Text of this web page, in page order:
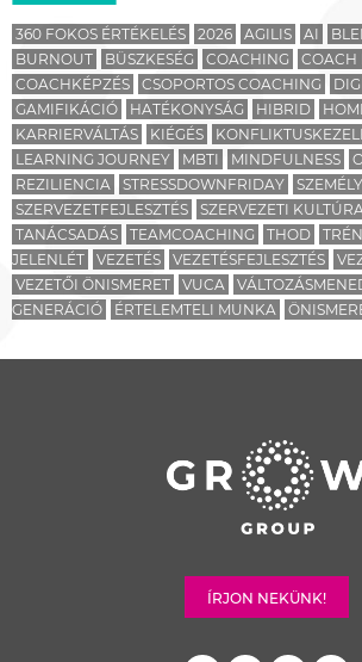
360 FOKOS ÉRTÉKELÉS 2026 AGILIS AI
BURNOUT
BÜSZKESÉG COACHING
COACH
COACHKÉPZÉS
CSOPORTOS COACHING
GAMIFIKÁCIÓ
HATÉKONYSÁG HIBRID
KARRIERVÁLTÁS
KIÉGÉS
LEARNING JOURNEY
MBTI MINDFULNESS
REZILIENCIA
STRESSDOWNFRIDAY
SZERVEZETFEJLESZTÉS
SZERVEZETI KULTÚRA
TANÁCSADÁS
TEAMCOACHING THOD
JELENLÉT
VEZETÉS VEZETÉSFEJLESZTÉS
VEZETŐI ÖNISMERET
VUCA
GENERÁCIÓ
ÉRTELEMTELI MUNKA
ÍRJON NEKÜNK!